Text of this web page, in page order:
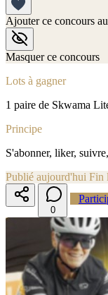
Ajouter ce concours
Masquer ce concours
Lots à gagner
1 paire de Skwama
Principe
S'abonner, liker,
Publié aujourd'hui Fin
0